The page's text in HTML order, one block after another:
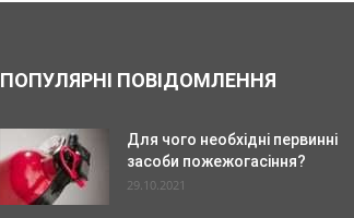
ПОПУЛЯРНІ ПОВІДОМЛЕННЯ
Для чого необхідні первинні
засоби пожежогасіння?
29.10.2021